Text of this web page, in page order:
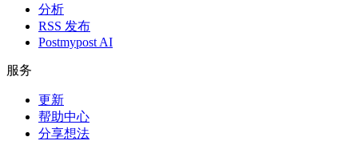
分析
RSS 发布
Postmypost AI
服务
更新
帮助中心
分享想法